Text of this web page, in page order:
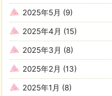
2025年5月 (9)
2025年4月 (15)
2025年3月 (8)
2025年2月 (13)
2025年1月 (8)